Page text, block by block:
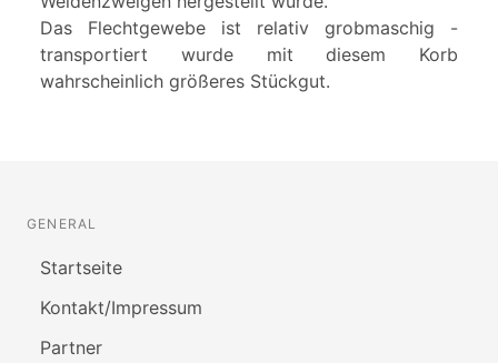
Das Flechtgewebe ist relativ grobmaschig -
transportiert wurde mit diesem Korb
wahrscheinlich größeres Stückgut.
GENERAL
Startseite
Kontakt/Impressum
Partner